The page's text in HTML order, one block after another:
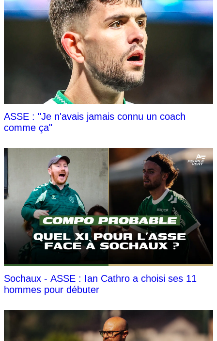
ASSE : "Je n'avais jamais connu un coach
comme ça"
Sochaux - ASSE : Ian Cathro a choisi ses 11
hommes pour débuter